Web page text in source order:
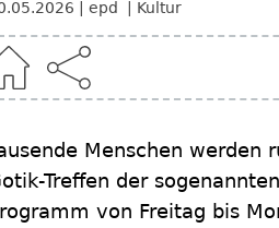
epd Kultur
Menschen werden
Treffen der
von Freitag bis